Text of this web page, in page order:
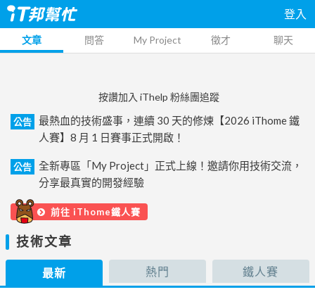
登入
文章 問答 My Project 徵才 聊天
按讚加入 iThelp 粉絲團追蹤
公告
最熱血的技術盛事，連續 30 天的修煉【2026 iThome 鐵
人賽】8 月 1 日賽事正式開啟！
公告
全新專區「My Project」正式上線！邀請你用技術交流，
分享最真實的開發經驗
前往 iThome鐵人賽
技術文章
最新 熱門 鐵人賽